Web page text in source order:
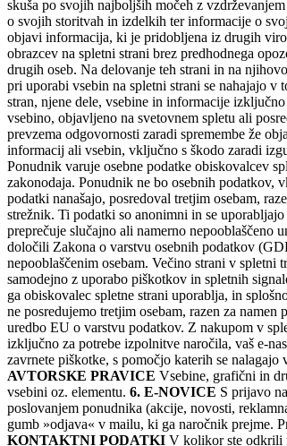
skuša po svojih najboljših močeh z
o svojih storitvah in izdelkih ter informacije o
objavi informacija, ki je pridobljena iz drugih
obrazcev na spletni strani brez predhodnega
drugih oseb. Na delovanje teh strani in na
pri uporabi vsebin na spletni strani se nahajajo v
stran, njene dele, vsebine in informacije
vsebino, objavljeno na svetovnem spletu ali
prevzema odgovornosti zaradi spremembe že
informacij ali vsebin, vključno s škodo zaradi
Ponudnik varuje osebne podatke obiskovalcev
zakonodaja. Ponudnik ne bo osebnih podatkov,
podatki nanašajo, posredoval tretjim osebam,
strežnik. Ti podatki so anonimni in se
preprečuje slučajno ali namerno nepooblaščeno
določili Zakona o varstvu osebnih podatkov
nepooblaščenim osebam. Večino strani v
samodejno z uporabo piškotkov in spletnih
ga obiskovalec spletne strani uporablja, in
ne posredujemo tretjim osebam, razen za
uredbo EU o varstvu podatkov. Z nakupom v
izključno za potrebe izpolnitve naročila, vaš e-
zavrnete piškotke, s pomočjo katerih se
AVTORSKE PRAVICE Vsebine, grafični in
vsebini oz. elementu. 6. E-NOVICE S prijavo
poslovanjem ponudnika (akcije, novosti,
gumb »odjava« v mailu, ki ga naročnik prejme.
KONTAKTNI PODATKI V kolikor ste odkrili